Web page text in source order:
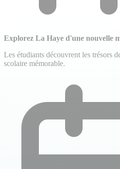
Explorez La Haye d'une nouvelle
Les étudiants découvrent les trésors
scolaire mémorable.